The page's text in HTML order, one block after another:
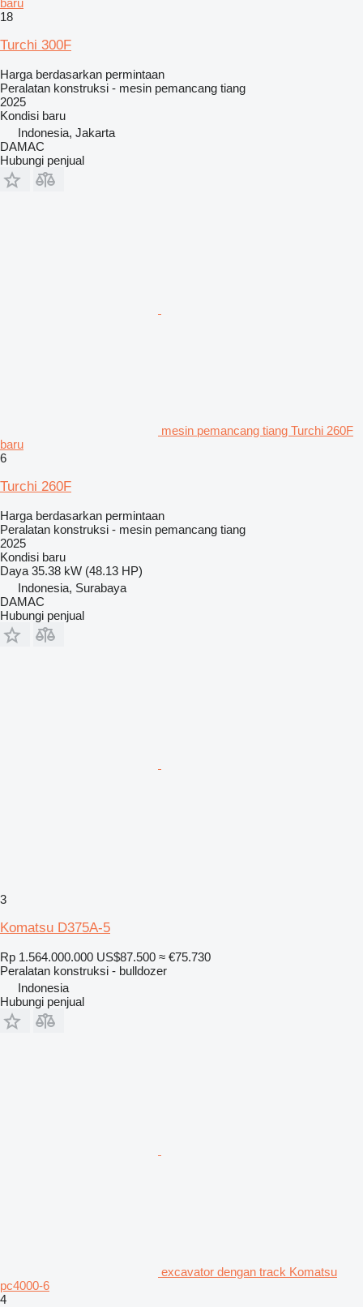
baru
18
Turchi 300F
Harga berdasarkan permintaan
Peralatan konstruksi - mesin pemancang tiang
2025
Kondisi baru
Indonesia, Jakarta
DAMAC
Hubungi penjual
mesin pemancang tiang Turchi 260F
baru
6
Turchi 260F
Harga berdasarkan permintaan
Peralatan konstruksi - mesin pemancang tiang
2025
Kondisi baru
Daya 35.38 kW (48.13 HP)
Indonesia, Surabaya
DAMAC
Hubungi penjual
3
Komatsu D375A-5
Rp 1.564.000.000 US$87.500 ≈ €75.730
Peralatan konstruksi - bulldozer
Indonesia
Hubungi penjual
excavator dengan track Komatsu
pc4000-6
4